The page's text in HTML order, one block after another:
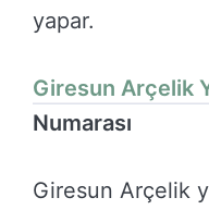
yapar.
Giresun Arçelik
Numarası
Giresun Arçelik